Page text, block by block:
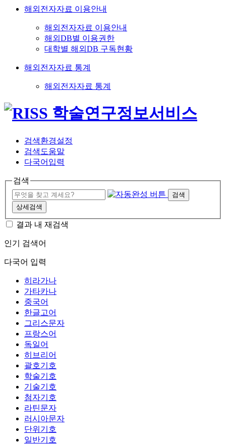
해외전자자료 이용안내
해외전자자료 이용안내
해외DB별 이용권한
대학별 해외DB 구독현황
해외전자자료 통계
해외전자자료 통계
검색환경설정
검색도움말
다국어입력
검색
검색
상세검색
결과 내 재검색
인기 검색어
다국어 입력
히라가나
가타카나
중국어
한글고어
그리스문자
프랑스어
독일어
히브리어
괄호기호
학술기호
기술기호
첨자기호
라틴문자
러시아문자
단위기호
일반기호